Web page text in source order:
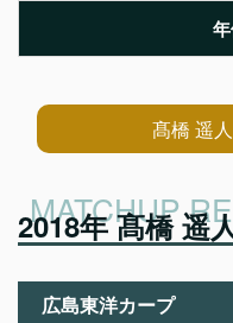
髙橋 遥
2018年 髙橋 遥
広島東洋カープ